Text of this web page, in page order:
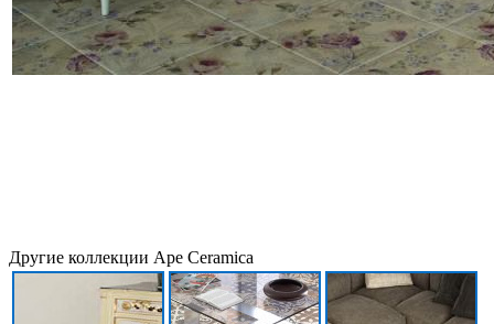
Другие коллекции Ape Ceramica